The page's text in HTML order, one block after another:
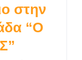
στην
“Ο